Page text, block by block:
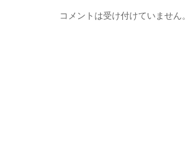
コメントは受け付けていません。